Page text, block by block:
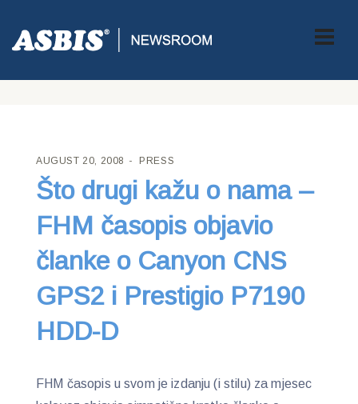
ASBIS CROATIA> PRESS > ŠTO DRUGI KAŽU O NAMA – FHM
ČASOPIS OBJAVIO ČLANKE O CANYON CNS GPS2 I PRESTIGIO
AUGUST 20, 2008 PRESS
Što drugi kažu o nama –
FHM časopis objavio
članke o Canyon CNS
GPS2 i Prestigio P7190
HDD-D
FHM časopis u svom je izdanju (i stilu) za mjesec